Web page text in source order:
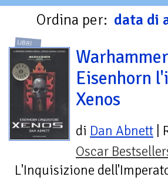
Ordina per: data di
LIBRI
Eisenhorn
Xenos
di Dan Abnett |
Oscar
L'Inquisizione